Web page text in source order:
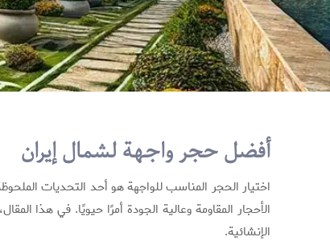
أفضل حجر واجهة لشمال إيران
اختيار الحجر المناسب للواجهة هو أحد التحديات
الأحجار المقاومة وعالية الجودة أمرًا حيويًا. في هذا
الإنشائية.